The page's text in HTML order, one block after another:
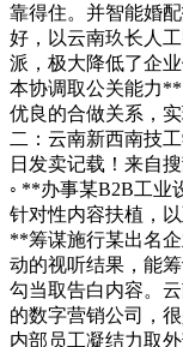
靠得住。并智能婚
好，以云南玖长人
派，极大降低了企
本协调取公关能力
优良的合做关系，
二：云南新西南技
日发卖记载！来自
◦ **办事某B2B工业
针对性内容扶植，
**筹谋施行某出名
动的视听结果，能
勾当取告白内容。
的数字营销公司，
内部员工凝结力取